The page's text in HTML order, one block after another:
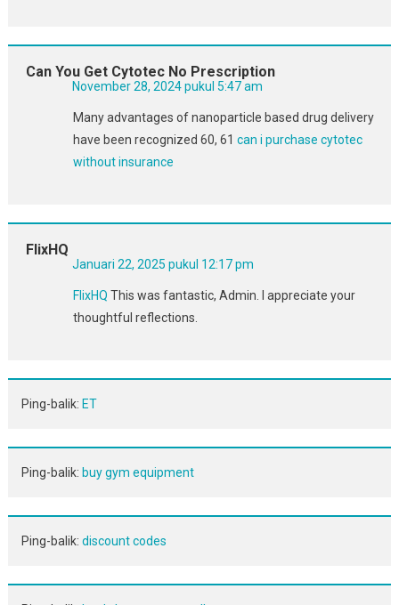
Can You Get Cytotec No Prescription
November 28, 2024 pukul 5:47 am
Many advantages of nanoparticle based drug delivery
have been recognized 60, 61 can i purchase cytotec
without insurance
FlixHQ
Januari 22, 2025 pukul 12:17 pm
FlixHQ This was fantastic, Admin. I appreciate your
thoughtful reflections.
Ping-balik: ET
Ping-balik: buy gym equipment
Ping-balik: discount codes